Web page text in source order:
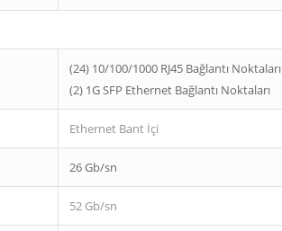
(24) 10/100/1000 RJ45 Bağlantı Noktaları
(2) 1G SFP Ethernet Bağlantı Noktaları
Ethernet Bant İçi
26 Gb/sn
52 Gb/sn